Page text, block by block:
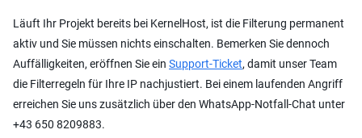
Läuft Ihr Projekt bereits bei KernelHost, ist die Filterung permanent
aktiv und Sie müssen nichts einschalten. Bemerken Sie dennoch
Auffälligkeiten, eröffnen Sie ein Support-Ticket, damit unser Team
die Filterregeln für Ihre IP nachjustiert. Bei einem laufenden Angriff
erreichen Sie uns zusätzlich über den WhatsApp-Notfall-Chat unter
+43 650 8209883.